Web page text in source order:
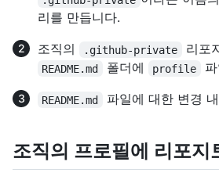
리를 만듭니다.
조직의
.github-private 리포
README.md 폴더에 profile
README.md 파일에 대한 변경
조직의 프로필에 리포지